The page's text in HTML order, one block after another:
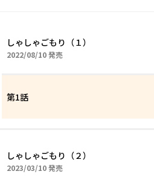
しゃしゃごもり（１）
2022/08/102022年08月10日
発売
第1話
しゃしゃごもり（２）
2023/03/102023年03月10日
発売